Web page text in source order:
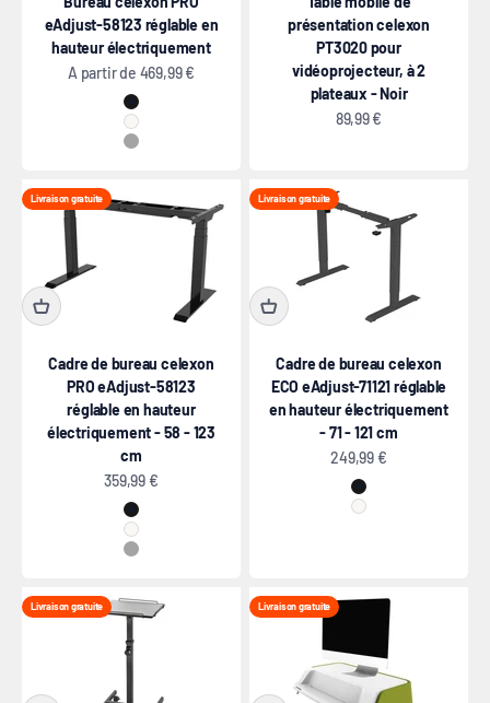
eAdjust-58123 réglable en
hauteur électriquement
Prix de vente
A partir de 469,99 €
Noir
Blanc
Gris
présentation celexon
PT3020 pour
vidéoprojecteur, à 2
plateaux - Noir
Prix de vente
89,99 €
Livraison gratuite
Cadre de bureau celexon
PRO eAdjust-58123
réglable en hauteur
électriquement - 58 - 123
cm
Prix de vente
359,99 €
Noir
Blanc
Gris
Livraison gratuite
Cadre de bureau celexon
ECO eAdjust-71121 réglable
en hauteur électriquement
- 71 - 121 cm
Prix de vente
249,99 €
Noir
Blanc
Livraison gratuite Livraison gratuite